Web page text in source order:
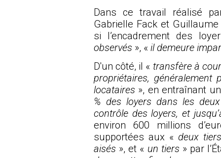
Dans ce travail réalisé
Gabrielle Fack et
si l’encadrement des
observés », « il demeure
D'un côté, il « transfère à
propriétaires, généralement
locataires », en entraînant
% des loyers dans les
contrôle des loyers, et
environ 600 millions
supportées aux « deux
aisés », et « un tiers » par